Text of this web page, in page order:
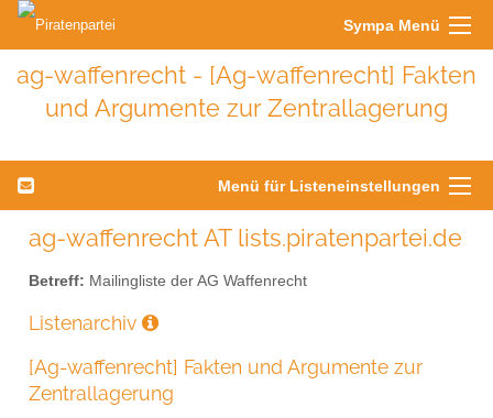
Sympa Menü
ag-waffenrecht - [Ag-waffenrecht] Fakten
und Argumente zur Zentrallagerung
Menü für Listeneinstellungen
ag-waffenrecht AT lists.piratenpartei.de
Betreff: Mailingliste der AG Waffenrecht
Listenarchiv
[Ag-waffenrecht] Fakten und Argumente zur
Zentrallagerung